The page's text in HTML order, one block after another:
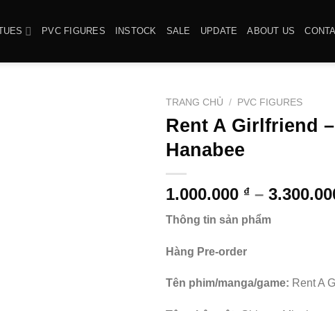
PVC FIGURES INSTOCK SALE UPDATE ABOUT US
TRANG CHỦ / PVC FIGURES
Rent A Girlfriend
Hanabee
1.000.000 ₫ –
Thông tin sản phẩm
Hàng Pre-order
Tên phim/manga/game: Rent A